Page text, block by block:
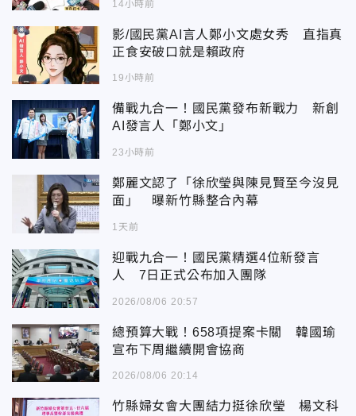
14小時前
影/國民黨AI言人鄭小文處女秀 直指真
正食安破口就是賴政府
19小時前
備戰九合一！國民黨發布新戰力 新創
AI發言人「鄭小文」
23小時前
鄭麗文認了「徐欣瑩與陳見賢至今沒見
面」 曝新竹縣整合內幕
1天前
迎戰九合一！國民黨精選4位新發言
人 7日正式公布加入團隊
2026/08/06 20:57
總預算大戰！658項提案卡關 韓國瑜
宣布下周繼續開會協商
2026/08/06 20:14
竹縣婦女會大團結力挺徐欣瑩 楊文科